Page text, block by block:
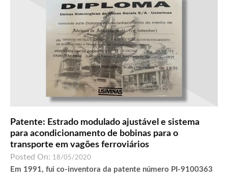
Patente: Estrado modulado ajustável e sistema
para acondicionamento de bobinas para o
transporte em vagões ferroviários
Posted On: 18/05/2020
Em 1991, fui co-inventora da patente número PI-9100363